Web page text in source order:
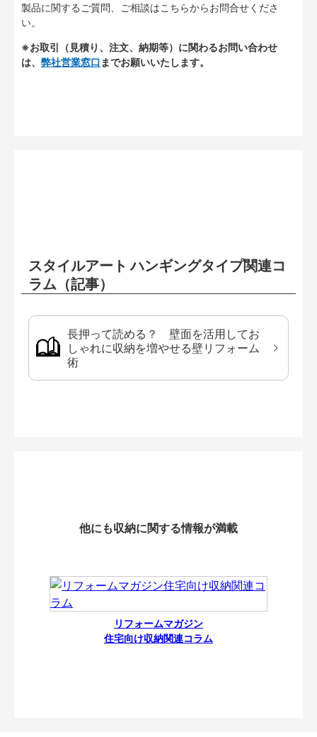
製品に関するご質問、ご相談はこちらからお問合せくださ
い。
※お取引（見積り、注文、納期等）に関わるお問い合わせ
は、 弊社営業窓口 までお願いいたします。
スタイルアート ハンギングタイプ関連コ
ラム（記事）
長押って読める？ 壁面を活用してお
しゃれに収納を増やせる壁リフォーム
術
他にも収納に関する情報が満載
リフォームマガジン
住宅向け収納関連コラム